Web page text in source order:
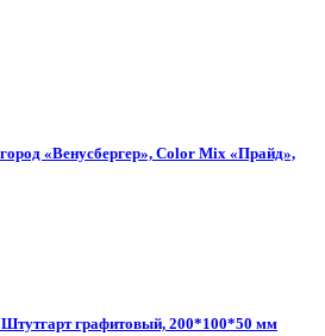
«Венусбергер», Color Mix «Прайд»,
графитовый, 200*100*50 мм